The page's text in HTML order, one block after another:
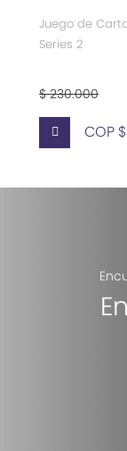
Juego de
Series 2
$ 230.000
COP